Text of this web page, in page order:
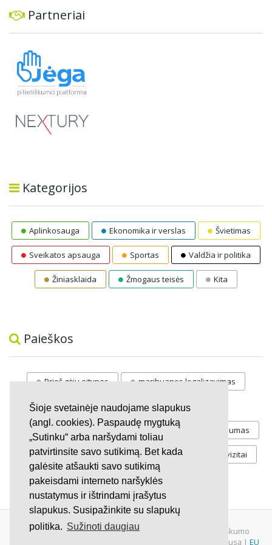
Šioje svetainėje naudojame slapukus
(angl. cookies). Paspaudę mygtuką
„Sutinku“ arba naršydami toliau
patvirtinsite savo sutikimą. Bet kada
galėsite atšaukti savo sutikimą
pakeisdami interneto naršyklės
nustatymus ir ištrindami įrašytus
slapukus. Susipažinkite su slapukų
politika. Sužinoti daugiau
Partneriai
Kategorijos
Aplinkosauga Ekonomika ir verslas Švietimas
Sveikatos apsauga Sportas Valdžia ir politika
Žiniasklaida Žmogaus teisės Kita
Paieškos
Prieš gėju eitynes marihuanos legalizavimas
STOP vaiku atemimas
Pilnos moksleivių vasaros atostogos referendumas
Keliu jaunystės Valandos Rekvizitai
Investicijos
© 2007 - 2026 Ne pelno siekianti organizacija VŠĮ "Pilietiškumo
platformos" į.k. 305719586. Įstaiga turi paramos gavėjo statusą | EU